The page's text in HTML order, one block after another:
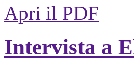
Apri il PDF
Intervista a